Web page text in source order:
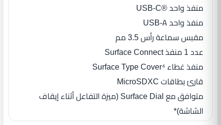
منفذ واحد ®USB-C
منفذ واحد USB-A
مقبس سماعة رأس 3.5 مم
عدد 1 منفذ Surface Connect
منفذ غطاء Surface Type Cover⁴
قارئ بطاقات MicroSDXC
متوافق مع Surface Dial (ميزة التفاعل أثناء إيقاف
الشاشة)*